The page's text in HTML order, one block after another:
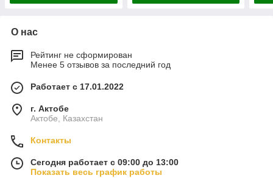
О нас
Рейтинг не сформирован
Менее 5 отзывов за последний год
Работает с 17.01.2022
г. Актобе
Актобе, Казахстан
Контакты
Сегодня работает с 09:00 до 13:00
Показать весь график работы